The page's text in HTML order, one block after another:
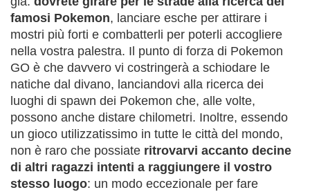
famosi Pokemon, lanciare esche per attirare i
mostri più forti e combatterli per poterli accogliere
nella vostra palestra. Il punto di forza di Pokemon
GO è che davvero vi costringerà a schiodare le
natiche dal divano, lanciandovi alla ricerca dei
luoghi di spawn dei Pokemon che, alle volte,
possono anche distare chilometri. Inoltre, essendo
un gioco utilizzatissimo in tutte le città del mondo,
non è raro che possiate ritrovarvi accanto decine
di altri ragazzi intenti a raggiungere il vostro
stesso luogo: un modo eccezionale per fare